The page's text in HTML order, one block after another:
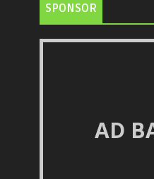
SPONSOR
AD